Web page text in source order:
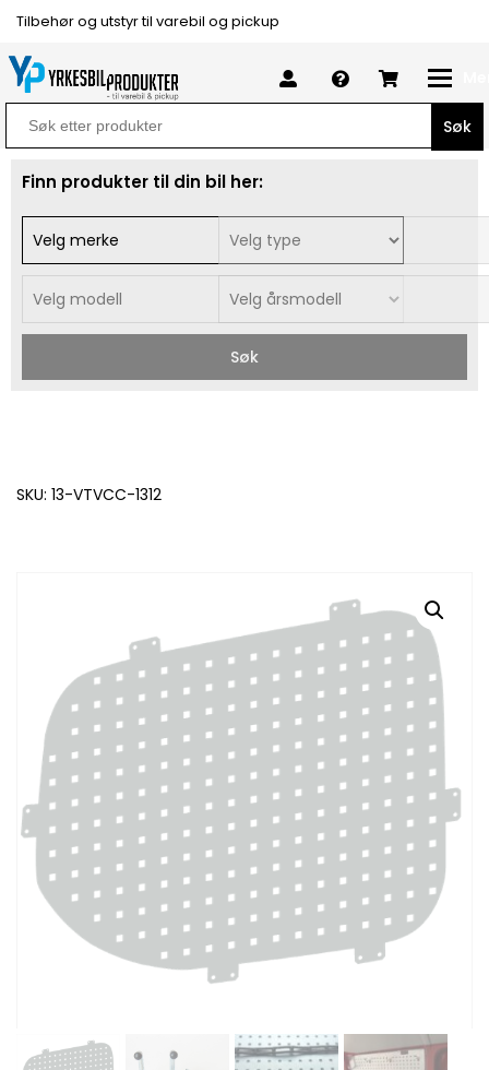
Tilbehør og utstyr til varebil og pickup
Search
for:
Finn produkter til din bil her:
Søk
SKU: 13-VTVCC-1312